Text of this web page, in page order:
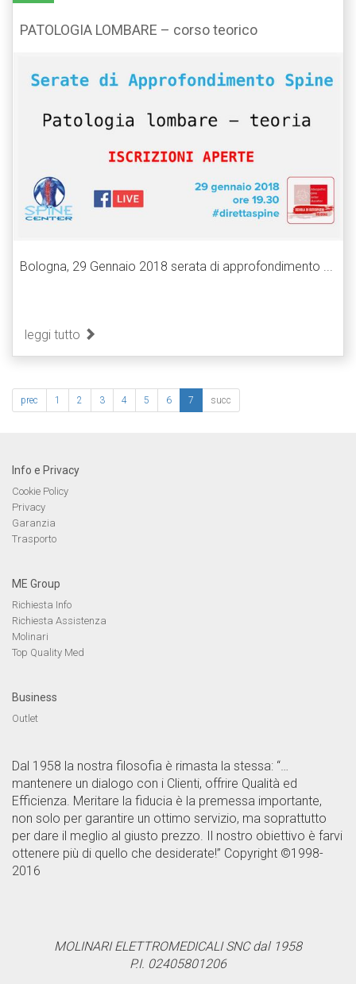
PATOLOGIA LOMBARE – corso teorico
Bologna, 29 Gennaio 2018 serata di approfondimento ...
leggi tutto
prec 1 2 3 4 5 6 7 succ
Info e Privacy
Cookie Policy
Privacy
Garanzia
Trasporto
ME Group
Richiesta Info
Richiesta Assistenza
Molinari
Top Quality Med
Business
Outlet
Dal 1958 la nostra filosofia è rimasta la stessa: “…
mantenere un dialogo con i Clienti, offrire Qualità ed
Efficienza. Meritare la fiducia è la premessa importante,
non solo per garantire un ottimo servizio, ma soprattutto
per dare il meglio al giusto prezzo. Il nostro obiettivo è farvi
ottenere più di quello che desiderate!” Copyright ©1998-
2016
MOLINARI ELETTROMEDICALI SNC dal 1958
P.I. 02405801206